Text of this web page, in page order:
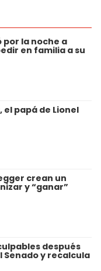
por la noche a
en familia a su
el papá de Lionel
crean un
y “ganar”
después
Senado y recalcula